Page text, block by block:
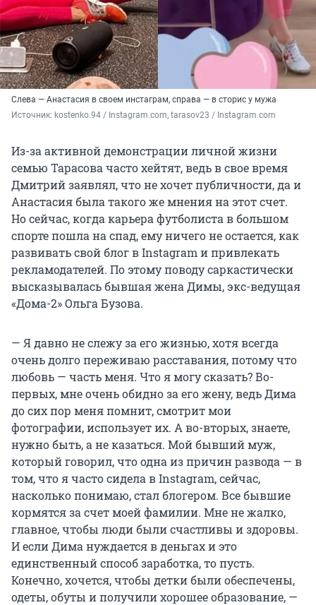
Слева — Анастасия в своем инстаграм, справа — в сторис у мужа
Источник: kostenko.94 / Instagram.com, tarasov23 / Instagram.com
Из-за активной демонстрации личной жизни
семью Тарасова часто хейтят, ведь в свое время
Дмитрий заявлял, что не хочет публичности, да и
Анастасия была такого же мнения на этот счет.
Но сейчас, когда карьера футболиста в большом
спорте пошла на спад, ему ничего не остается, как
развивать свой блог в Instagram и привлекать
рекламодателей. По этому поводу саркастически
высказывалась бывшая жена Димы, экс-ведущая
«Дома-2» Ольга Бузова.
— Я давно не слежу за его жизнью, хотя всегда
очень долго переживаю расставания, потому что
любовь — часть меня. Что я могу сказать? Во-
первых, мне очень обидно за его жену, ведь Дима
до сих пор меня помнит, смотрит мои
фотографии, использует их. А во-вторых, знаете,
нужно быть, а не казаться. Мой бывший муж,
который говорил, что одна из причин развода — в
том, что я часто сидела в Instagram, сейчас,
насколько понимаю, стал блогером. Все бывшие
кормятся за счет моей фамилии. Мне не жалко,
главное, чтобы люди были счастливы и здоровы.
И если Дима нуждается в деньгах и это
единственный способ заработка, то пусть.
Конечно, хочется, чтобы детки были обеспечены,
одеты, обуты и получили хорошее образование, —